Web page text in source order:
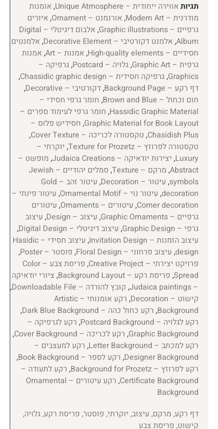
תגיות אווירה ייחודית – Unique Atmosphere , אומנות
מודרנית – Modern Art
, אורנמנט – Ornament , איורים
גרפיים – Graphic illustrations
,
אלבום דיגיטלי – Digital
Album
, אלמנט דקורטיבי – Decorative Element , אלמנטים
חסידיים – High-quality elements
, אמנות – Art , אמנות
גרפית – Graphic Art
,גלויה – Postcard ,גרפיקה –
Graphics
,גרפיקה חסידית – Chassidic graphic design
,
דף רקע – Background Page
,דקורטיבי – Decorative
,
חום וכחול – Brown and Blue
, חומר גרפי חסידי –
Hassidic Graphic Material
, חומר גרפי לעימוד ספרים –
Graphic Material for Book Layout
, חסידיש פלוס –
Chasidish Plus
, טקסטורה לכריכה – Cover Texture
,
טקסטורה לפרוזץ – Texture for Prozetz
, יוקרתי –
Luxury
, יצירות יודאיקה – Judaica Creations , מופשט –
Abstract
, מרקם – Texture ,
סמלים יהודיים – Jewish
symbols
, עיטור – Decoration ,
עיטור זהב – Gold
decoration
, עיטור נוי – Ornamental Motif , עיטור פינתי –
Corner decoration
, עיטורים – Ornaments , עיטורים
גרפיים – Graphic Ornaments
, עיצוב – Design , עיצוב
גרפי – Graphic Design
, עיצוב דיגיטלי – Digital Design
,
עיצוב הזמנות – Invitation Design
,
עיצוב חסידי – Hasidic
design
, עיצוב פרחוני – Floral Design , פוסטר – Poster
,
פרויקט יצירתי – Creative Project
,
פריסת צבע – Color
Spread
, פריסת רקע – Background Layout , ציורי יודאיקה
– Judaica paintings
, קובץ להורדה – Downloadable File
,
קישוט – Decoration
,
רקע אומנותי – Artistic
Background
, רקע כחול כהה – Dark Blue Background
,
רקע לגלויה – Postcard Background
, רקע לגרפיקה –
Graphic Background
, רקע לכריכה – Cover Background
,
רקע למכתב – Letter Background
, רקע למעצבים –
Designer Background
, רקע לספר – Book Background
,
רקע לפרוזץ – Background for Prozetz
, רקע לתעודה –
Certificate Background
,
רקע עיטורים – Ornamental
Background
דף רקע, מרקם, עיצוב, יוקרתי, פוסטר, פריסת רקע, גלויה,
קישוט, פריסת צבע